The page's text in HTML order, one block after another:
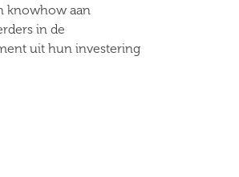
knowhow aan
in de
uit hun investering